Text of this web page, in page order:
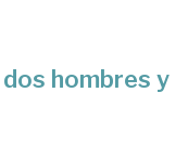
hombres y